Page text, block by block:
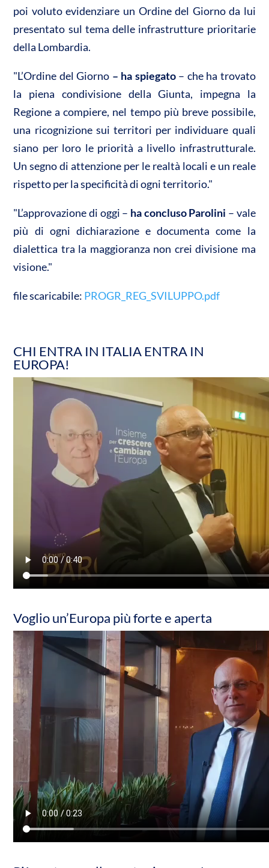
poi voluto evidenziare un Ordine del Giorno da lui
presentato sul tema delle infrastrutture prioritarie
della Lombardia.
"L’Ordine del Giorno – ha spiegato– che ha trovato
la piena condivisione della Giunta, impegna la
Regione a compiere, nel tempo più breve possibile,
una ricognizione sui territori per individuare quali
siano per loro le priorità a livello infrastrutturale.
Un segno di attenzione per le realtà locali e un reale
rispetto per la specificità di ogni territorio."
"L’approvazione di oggi – ha concluso Parolini – vale
più di ogni dichiarazione e documenta come la
dialettica tra la maggioranza non crei divisione ma
visione."
file scaricabile: PROGR_REG_SVILUPPO.pdf
CHI ENTRA IN ITALIA ENTRA IN
EUROPA!
Voglio un’Europa più forte e aperta